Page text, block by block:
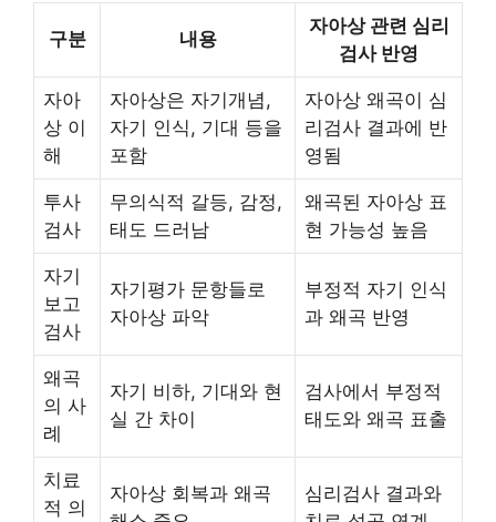
구분 내용
자아상 관련 심리
검사 반영
자아
상 이
해
자아상은 자기개념,
자기 인식, 기대 등을
포함
자아상 왜곡이 심
리검사 결과에 반
영됨
투사
검사
무의식적 갈등, 감정,
태도 드러남
왜곡된 자아상 표
현 가능성 높음
자기
보고
검사
자기평가 문항들로
자아상 파악
부정적 자기 인식
과 왜곡 반영
왜곡
의 사
례
자기 비하, 기대와 현
실 간 차이
검사에서 부정적
태도와 왜곡 표출
치료
적 의
자아상 회복과 왜곡
심리검사 결과와